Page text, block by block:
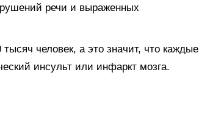
речи и выраженных
человек, а это значит, что каждые
инсульт или инфаркт мозга.